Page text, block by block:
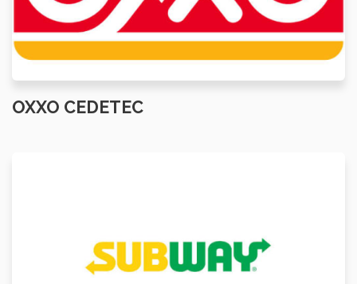
OXXO CEDETEC